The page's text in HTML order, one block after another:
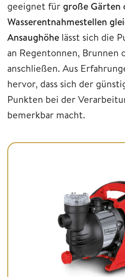
geeignet für große Gärten
Wasserentnahmestellen
Ansaughöhe lässt sich die
an Regentonnen, Brunnen
anschließen. Aus
hervor, dass sich der
Punkten bei der
bemerkbar macht.